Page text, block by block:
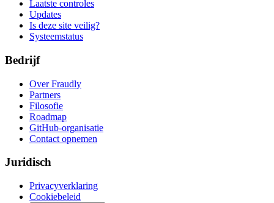
Laatste controles
Updates
Is deze site veilig?
Systeemstatus
Bedrijf
Over Fraudly
Partners
Filosofie
Roadmap
GitHub-organisatie
Contact opnemen
Juridisch
Privacyverklaring
Cookiebeleid